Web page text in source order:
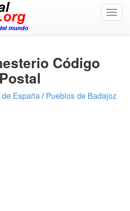
Código
Postal
España/Pueblos de Badajoz